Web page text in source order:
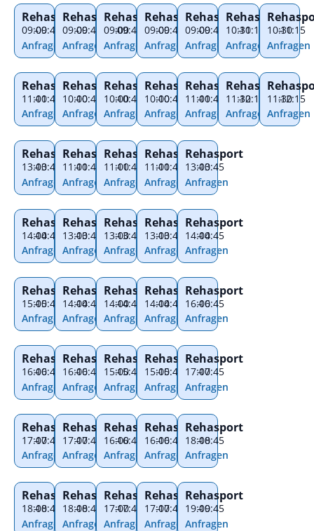
Rehasport
09:00
–09:45
Anfragen
Rehasport
11:00
–11:45
Anfragen
Rehasport
13:00
–13:45
Anfragen
Rehasport
14:00
–14:45
Anfragen
Rehasport
15:00
–15:45
Anfragen
Rehasport
16:00
–16:45
Anfragen
Rehasport
17:00
–17:45
Anfragen
Rehasport
18:00
–18:45
Anfragen
Rehasport
09:00
–09:45
Anfragen
Rehasport
10:00
–10:45
Anfragen
Rehasport
11:00
–11:45
Anfragen
Rehasport
13:00
–13:45
Anfragen
Rehasport
14:00
–14:45
Anfragen
Rehasport
16:00
–16:45
Anfragen
Rehasport
17:00
–17:45
Anfragen
Rehasport
18:00
–18:45
Anfragen
Rehasport
09:00
–09:45
Anfragen
Rehasport
10:00
–10:45
Anfragen
Rehasport
11:00
–11:45
Anfragen
Rehasport
13:00
–13:45
Anfragen
Rehasport
14:00
–14:45
Anfragen
Rehasport
15:00
–15:45
Anfragen
Rehasport
16:00
–16:45
Anfragen
Rehasport
17:00
–17:45
Anfragen
Rehasport
09:00
–09:45
Anfragen
Rehasport
10:00
–10:45
Anfragen
Rehasport
11:00
–11:45
Anfragen
Rehasport
13:00
–13:45
Anfragen
Rehasport
14:00
–14:45
Anfragen
Rehasport
15:00
–15:45
Anfragen
Rehasport
16:00
–16:45
Anfragen
Rehasport
17:00
–17:45
Anfragen
Rehasport
09:00
–09:45
Anfragen
Rehasport
11:00
–11:45
Anfragen
Rehasport
13:00
–13:45
Anfragen
Rehasport
14:00
–14:45
Anfragen
Rehasport
16:00
–16:45
Anfragen
Rehasport
17:00
–17:45
Anfragen
Rehasport
18:00
–18:45
Anfragen
Rehasport
19:00
–19:45
Anfragen
Rehasport
10:30
–11:15
Anfragen
Rehasport
11:30
–12:15
Anfragen
10:30
–11:15
Anfragen
11:30
–12:15
Anfragen